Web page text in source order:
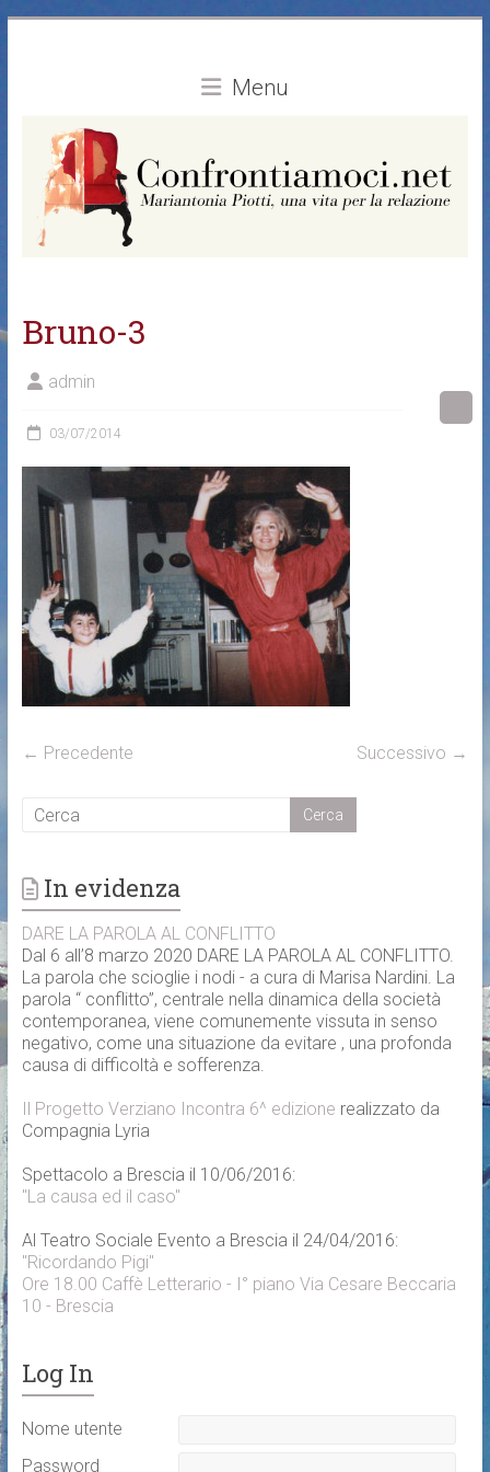
Menu
Bruno-3
admin
03/07/2014
← Precedente Successivo →
In evidenza
DARE LA PAROLA AL CONFLITTO
Dal 6 all’8 marzo 2020 DARE LA PAROLA AL CONFLITTO.
La parola che scioglie i nodi - a cura di Marisa Nardini. La
parola “ conflitto”, centrale nella dinamica della società
contemporanea, viene comunemente vissuta in senso
negativo, come una situazione da evitare , una profonda
causa di difficoltà e sofferenza.
Il Progetto Verziano Incontra 6^ edizione realizzato da
Compagnia Lyria
Spettacolo a Brescia il 10/06/2016:
"La causa ed il caso"
Al Teatro Sociale Evento a Brescia il 24/04/2016:
"Ricordando Pigi"
Ore 18.00 Caffè Letterario - I° piano Via Cesare Beccaria
10 - Brescia
Log In
Nome utente
Password